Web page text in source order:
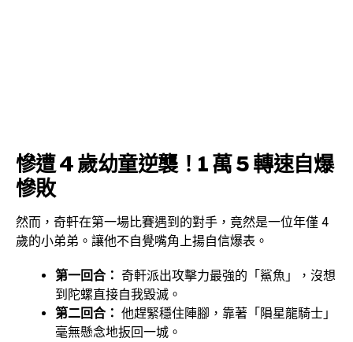
慘遭 4 歲幼童逆襲！1 萬 5 轉速自爆
慘敗
然而，奇軒在第一場比賽遇到的對手，竟然是一位年僅 4
歲的小弟弟。讓他不自覺嘴角上揚自信爆表。
第一回合： 奇軒派出攻擊力最強的「鯊魚」，沒想
到陀螺直接自我毀滅。
第二回合： 他趕緊穩住陣腳，靠著「隕星龍騎士」
毫無懸念地扳回一城。